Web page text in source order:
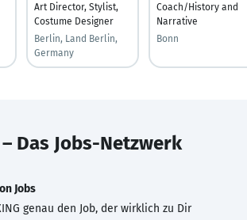
Art Director, Stylist,
Costume Designer
Berlin, Land Berlin,
Germany
Coach/History and
Narrative
Bonn
– Das Jobs-Netzwerk
Jobs
genau den Job, der wirklich zu Dir